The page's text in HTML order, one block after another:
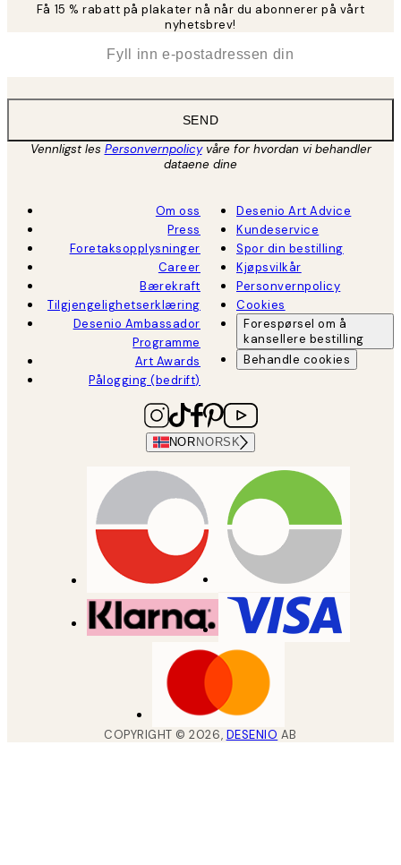
Få 15 % rabatt på plakater nå når du abonnerer på vårt
nyhetsbrev!
SEND
Vennligst les Personvernpolicyvåre for hvordan vi behandler
dataene dine
Om oss
Press
Foretaksopplysninger
Career
Bærekraft
Tilgjengelighetserklæring
Desenio Ambassador
Programme
Art Awards
Pålogging (bedrift)
Desenio Art Advice
Kundeservice
Spor din bestilling
Kjøpsvilkår
Personvernpolicy
Cookies
Forespørsel om å
kansellere bestilling
Behandle cookies
NOR NORSK
COPYRIGHT ©2026, DESENIO AB